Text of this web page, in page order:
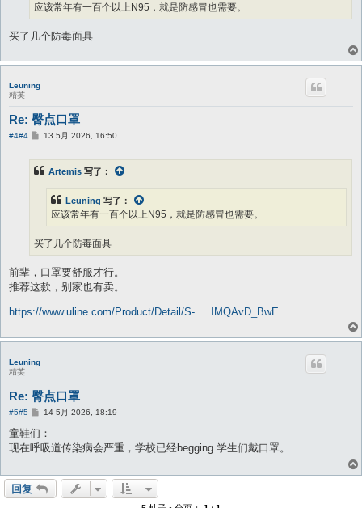
应该常年有一百个以上N95，就是防感冒也需要。
买了几个防毒面具
Leuning
精英
Re: 臀点口罩
#4#4
帖13 5月 2026, 16:50
Artemis 写了：
Leuning 写了：
应该常年有一百个以上N95，就是防感冒也需要。
买了几个防毒面具
前辈，口罩要舒服才行。
推荐这款，别家也有卖。
https://www.uline.com/Product/Detail/S- ... IMQAvD_BwE
Leuning
精英
Re: 臀点口罩
#5#5
帖14 5月 2026, 18:19
童鞋们：
现在呼吸道传染病会严重，学校已经begging 学生们戴口罩。
回复